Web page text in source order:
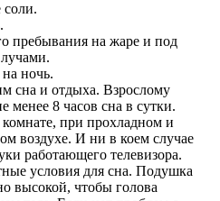
соли.
пребывания на жаре и под
ночь.
сна и отдыха. Взрослому
менее 8 часов сна в сутки.
при прохладном и
воздухе. И ни в коем случае
работающего телевизора.
условия для сна. Подушка
высокой, чтобы голова